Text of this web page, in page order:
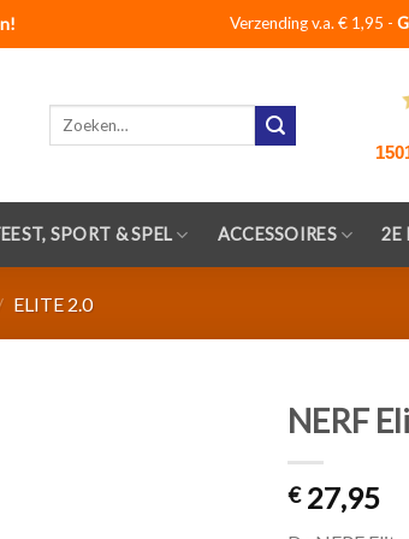
Verzending v.a. € 1,95 -
Zoeken
SPORT & SPEL ACCESSOIRES 2E
ELITE 2.0
NERF
€27,95